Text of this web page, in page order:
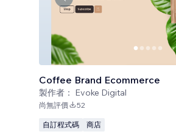
Coffee Brand Ecommerce
製作者： Evoke Digital
尚無評價 52
自訂程式碼 商店